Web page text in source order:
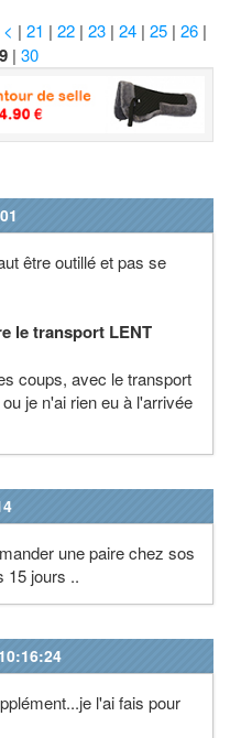
| 21 | 22| 23| 24| 25| 26|
| 30
être outillé et pas se
le transport LENT
coups, avec le transport
je n'ai rien eu à l'arrivée
une paire chez sos
15 jours ..
l'ai fais pour